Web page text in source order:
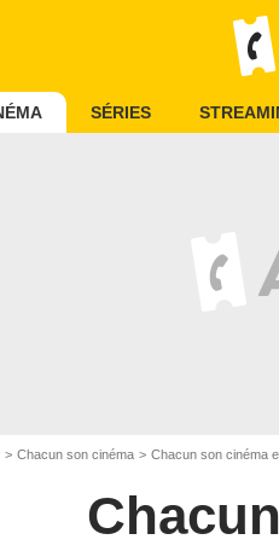
SÉRIES
Chacun son cinéma Chacun son cinéma